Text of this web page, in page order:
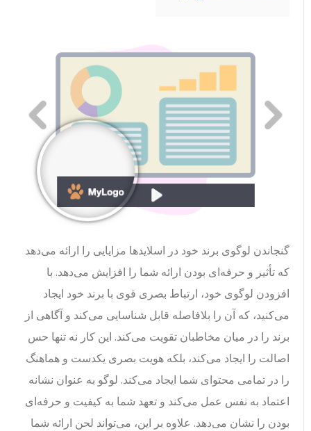
گنجاندن لوگوی برند خود در اسلایدها مزایایی را ارائه می‌دهد
که تأثیر و حرفه‌ای بودن ارائه شما را افزایش می‌دهد. با
افزودن لوگوی خود، ارتباط بصری قوی با برند خود ایجاد
می‌کنید، که آن را بلافاصله قابل شناسایی می‌کند و آگاهی از
برند را در میان مخاطبان تقویت می‌کند. این کار نه تنها حس
اصالت را ایجاد می‌کند، بلکه هویت بصری یکدست و هماهنگ
را در تمامی محتوای شما ایجاد می‌کند. لوگو به عنوان نشانه
اعتماد به نفس عمل می‌کند و تعهد شما به کیفیت و حرفه‌ای
بودن را نشان می‌دهد. علاوه بر این، می‌تواند لحن ارائه شما